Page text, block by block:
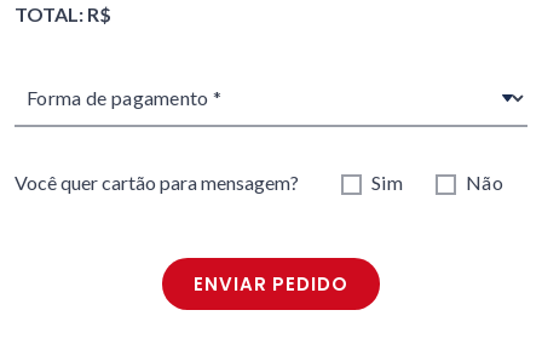
TOTAL: R$
Você quer cartão para mensagem? Sim Não
ENVIAR PEDIDO